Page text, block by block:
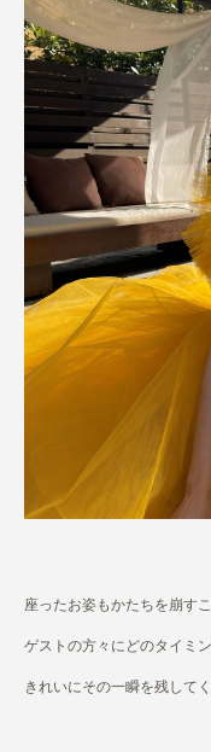
座ったお姿もかたちを崩す
ゲストの方々にどのタイミ
きれいにその一瞬を残して